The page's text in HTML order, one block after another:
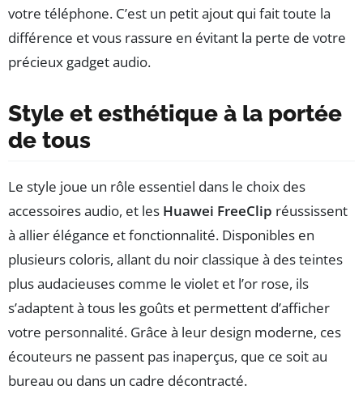
votre téléphone. C’est un petit ajout qui fait toute la
différence et vous rassure en évitant la perte de votre
précieux gadget audio.
Style et esthétique à la portée
de tous
Le style joue un rôle essentiel dans le choix des
accessoires audio, et les Huawei FreeClip réussissent
à allier élégance et fonctionnalité. Disponibles en
plusieurs coloris, allant du noir classique à des teintes
plus audacieuses comme le violet et l’or rose, ils
s’adaptent à tous les goûts et permettent d’afficher
votre personnalité. Grâce à leur design moderne, ces
écouteurs ne passent pas inaperçus, que ce soit au
bureau ou dans un cadre décontracté.